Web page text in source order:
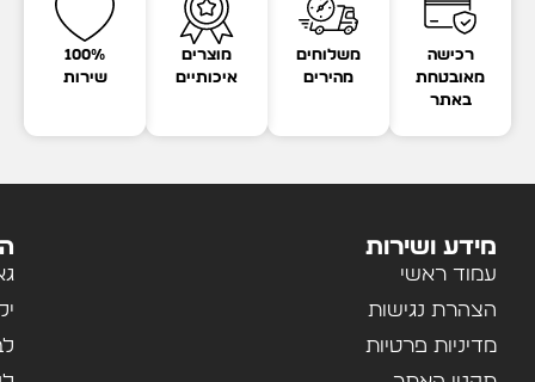
רכישה
מאובטחת
באתר
משלוחים
מהירים
מוצרים
איכותיים
100%
שירות
מידע ושירות
עמוד ראשי
הצהרת נגישות
מדיניות פרטיות